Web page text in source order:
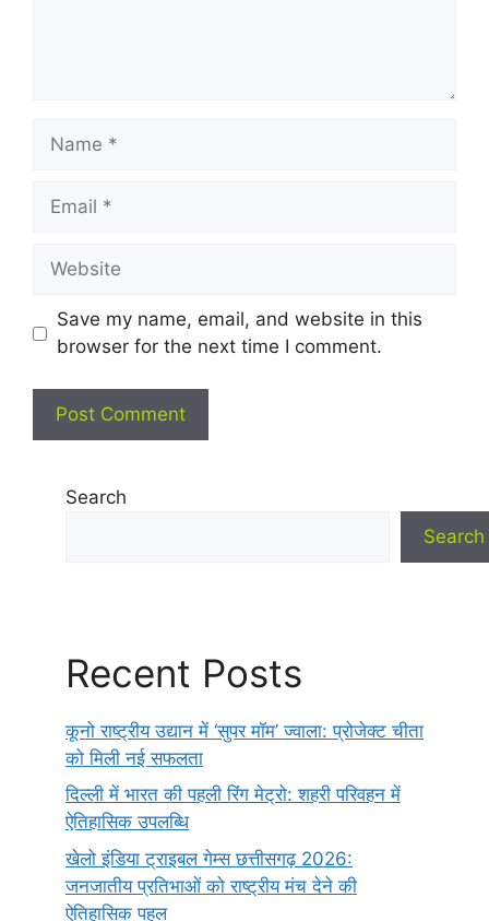
Name
Email
Website
Save my name, email, and website in this
browser for the next time I comment.
Search
Search
Recent Posts
कूनो राष्ट्रीय उद्यान में ‘सुपर मॉम’ ज्वाला: प्रोजेक्ट चीता
को मिली नई सफलता
दिल्ली में भारत की पहली रिंग मेट्रो: शहरी परिवहन में
ऐतिहासिक उपलब्धि
खेलो इंडिया ट्राइबल गेम्स छत्तीसगढ़ 2026:
जनजातीय प्रतिभाओं को राष्ट्रीय मंच देने की
ऐतिहासिक पहल